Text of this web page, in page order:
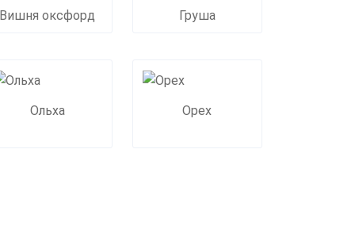
Вишня оксфорд Груша
Ольха Орех